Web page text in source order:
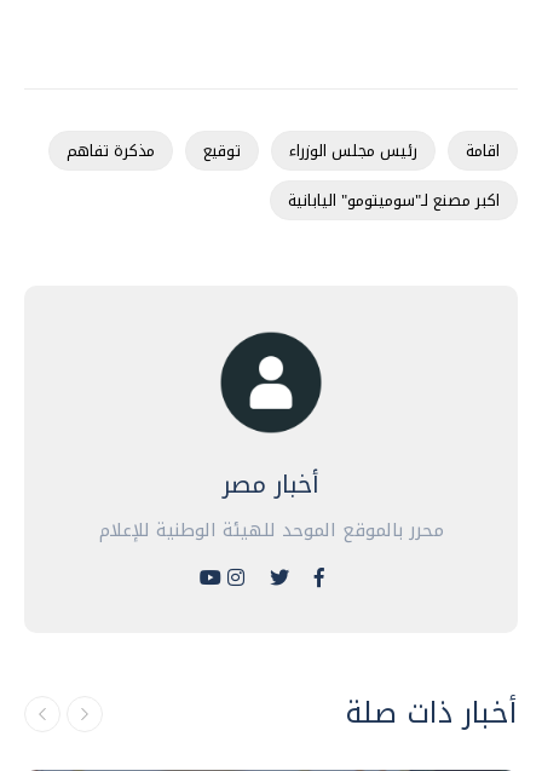
اقامة رئيس مجلس الوزراء توقيع
مذكرة تفاهم
اكبر مصنع لـ"سومیتومو" اليابانية
أخبار مصر
محرر بالموقع الموحد للهيئة الوطنية للإعلام
أخبار ذات صلة